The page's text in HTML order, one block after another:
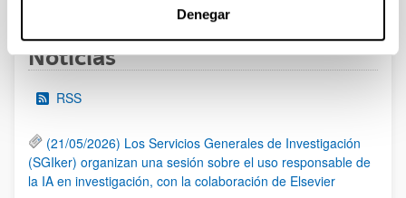
Denegar
Noticias
RSS
(21/05/2026) Los Servicios Generales de Investigación
(SGIker) organizan una sesión sobre el uso responsable de
la IA en investigación, con la colaboración de Elsevier